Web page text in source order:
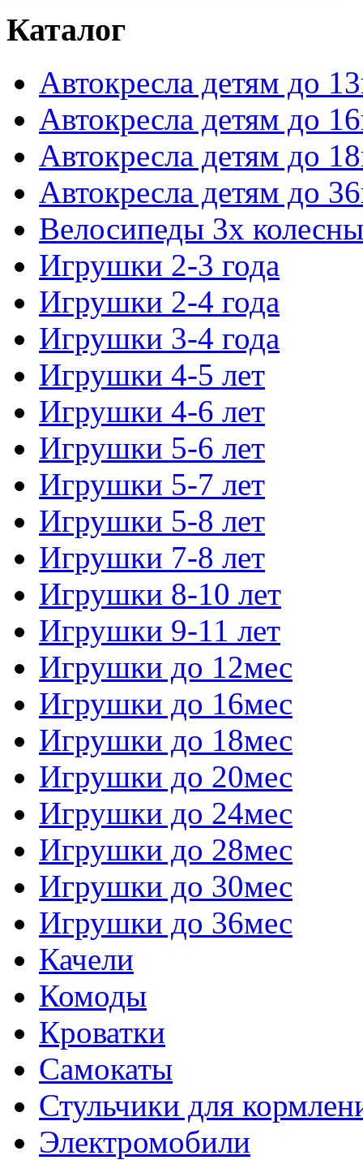
Каталог
Автокресла детям до
Автокресла детям до
Автокресла детям до
Автокресла детям до
Велосипеды 3х
Игрушки 2-3 года
Игрушки 2-4 года
Игрушки 3-4 года
Игрушки 4-5 лет
Игрушки 4-6 лет
Игрушки 5-6 лет
Игрушки 5-7 лет
Игрушки 5-8 лет
Игрушки 7-8 лет
Игрушки 8-10 лет
Игрушки 9-11 лет
Игрушки до 12мес
Игрушки до 16мес
Игрушки до 18мес
Игрушки до 20мес
Игрушки до 24мес
Игрушки до 28мес
Игрушки до 30мес
Игрушки до 36мес
Качели
Комоды
Кроватки
Самокаты
Стульчики для
Электромобили